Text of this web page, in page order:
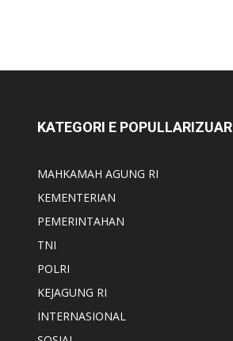
KATEGORI E POPULLARIZUAR
MAHKAMAH AGUNG RI
KEMENTERIAN
PEMERINTAHAN
TNI
POLRI
KEJAGUNG RI
INTERNASIONAL